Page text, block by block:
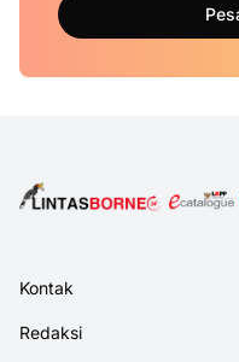
Kontak
Redaksi